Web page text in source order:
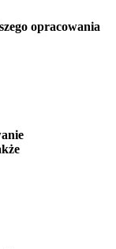
opracowania